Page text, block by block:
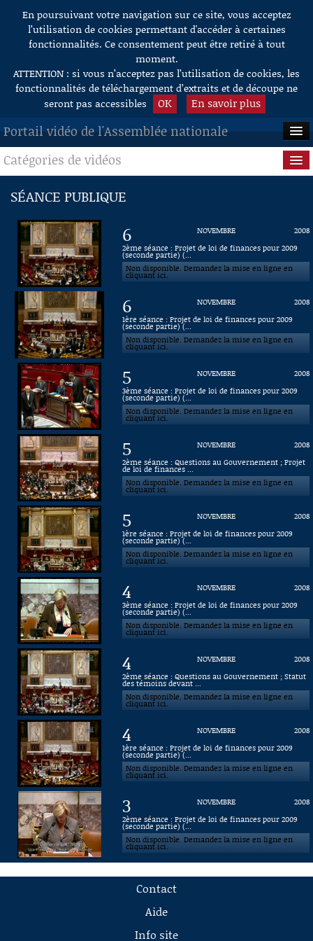
Aller au contenu
En poursuivant votre navigation sur ce site, vous acceptez
l’utilisation de cookies permettant d'accéder à certaines
fonctionnalités. Ce consentement peut être retiré à tout
moment.
ATTENTION : si vous n’acceptez pas l’utilisation de cookies, les
fonctionnalités de téléchargement d’extraits et de découpe ne
seront pas accessibles
OK En savoir plus
Portail vidéo de l'Assemblée nationale
ACCUEIL
EN DIRECT
À LA DEMANDE
RECHERCHE
AIDE À LA DÉCOUPE
DE VIDÉOS
Catégories de vidéos
Séance publique
Questions au Gouvernement
Commissions
Présidence
Évènements
Connaissance, Histoire
SÉANCE PUBLIQUE
6 NOVEMBRE
2008
2ème séance : Projet de loi de finances pour 2009
(seconde partie) (...
Non disponible. Demandez la mise en ligne en
cliquant ici.
6 NOVEMBRE
2008
1ère séance : Projet de loi de finances pour 2009
(seconde partie) (...
Non disponible. Demandez la mise en ligne en
cliquant ici.
5 NOVEMBRE
2008
3ème séance : Projet de loi de finances pour 2009
(seconde partie) (...
Non disponible. Demandez la mise en ligne en
cliquant ici.
5 NOVEMBRE
2008
2ème séance : Questions au Gouvernement ; Projet
de loi de finances ...
Non disponible. Demandez la mise en ligne en
cliquant ici.
5 NOVEMBRE
2008
1ère séance : Projet de loi de finances pour 2009
(seconde partie) (...
Non disponible. Demandez la mise en ligne en
cliquant ici.
4 NOVEMBRE
2008
3ème séance : Projet de loi de finances pour 2009
(seconde partie) (...
Non disponible. Demandez la mise en ligne en
cliquant ici.
4 NOVEMBRE
2008
2ème séance : Questions au Gouvernement ; Statut
des témoins devant ...
Non disponible. Demandez la mise en ligne en
cliquant ici.
4 NOVEMBRE
2008
1ère séance : Projet de loi de finances pour 2009
(seconde partie) (...
Non disponible. Demandez la mise en ligne en
cliquant ici.
3 NOVEMBRE
2008
2ème séance : Projet de loi de finances pour 2009
(seconde partie) (...
Non disponible. Demandez la mise en ligne en
cliquant ici.
Contact
Aide
Info site